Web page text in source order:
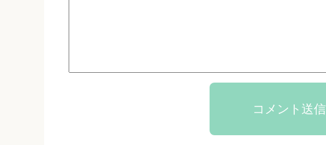
コメント送信